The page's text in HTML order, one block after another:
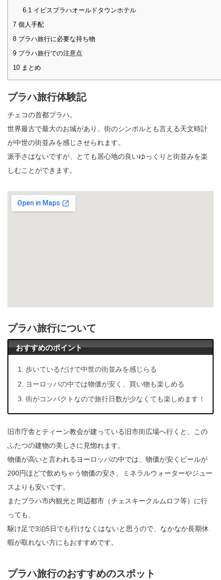
6.1 イビスプラハオールドタウンホテル
7 個人手配
8 プラハ旅行に必要な持ち物
9 プラハ旅行での注意点
10 まとめ
プラハ旅行体験記
チェコの首都プラハ。
世界最古で最大のお城があり、街のシンボルとも言える天文時計
が中世の街並みを感じさせられます。
派手さはないですが、とても居心地の良いゆっくりと街並みを楽
しむことができます。
プラハ旅行について
おすすめのポイント
歩いているだけで中世の街並みを感じらる
ヨーロッパの中では物価が安く、買い物も楽しめる
街がコンパクトなので旅行日数が少なくても楽しめます！
旧市庁舎とティーン教会が建っている旧市街広場へ行くと、この
ふたつの建物の美しさに見惚れます。
物価が高いと言われるヨーロッパの中では、物価が安くビールが
200円ほどで飲めちゃう物価の安さ。ミネラルウォーターやジュー
スよりも安いです。
またプラハ市内観光と周辺都市（チェスキークルムロフ等）に行
っても、
駆け足で3泊5日でも行けなくはないと思うので、なかなか長期休
暇が取れない方にもおすすめです。
プラハ旅行のおすすめのスポット